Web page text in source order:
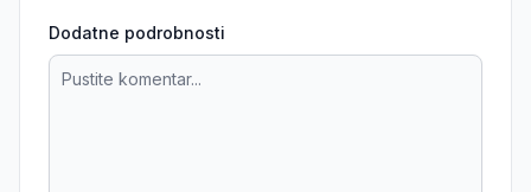
Dodatne podrobnosti